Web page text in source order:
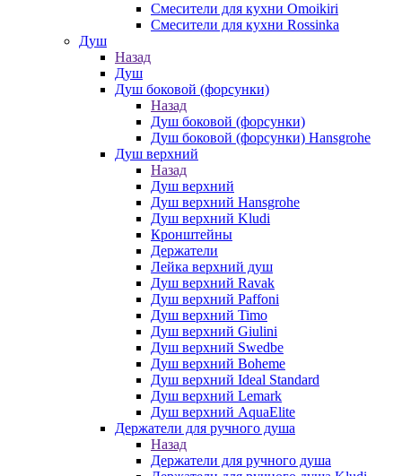
Смесители для кухни Omoikiri
Смесители для кухни Rossinka
Душ
Назад
Душ
Душ боковой (форсунки)
Назад
Душ боковой (форсунки)
Душ боковой (форсунки) Hansgrohe
Душ верхний
Назад
Душ верхний
Душ верхний Hansgrohe
Душ верхний Kludi
Кронштейны
Держатели
Лейка верхний душ
Душ верхний Ravak
Душ верхний Paffoni
Душ верхний Timo
Душ верхний Giulini
Душ верхний Swedbe
Душ верхний Boheme
Душ верхний Ideal Standard
Душ верхний Lemark
Душ верхний AquaElite
Держатели для ручного душа
Назад
Держатели для ручного душа